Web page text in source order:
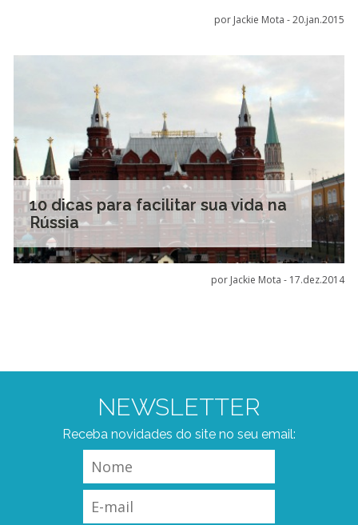
por Jackie Mota -20.jan.2015
10 dicas para facilitar sua vida na
Rússia
por Jackie Mota - 17.dez.2014
NEWSLETTER
Receba novidades do site no seu email: